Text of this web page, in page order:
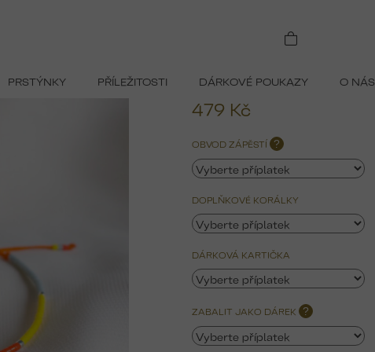
PRSTÝNKY PŘÍLEŽITOSTI DÁRKOVÉ POUKAZY O NÁS
479 Kč
cena:
OBVOD ZÁPĚSTÍ ?
DOPLŇKOVÉ KORÁLKY
DÁRKOVÁ KARTIČKA
ZABALIT JAKO DÁREK ?